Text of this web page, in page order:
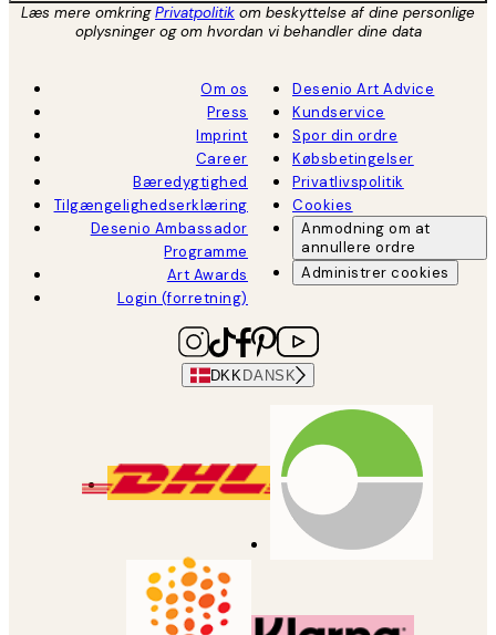
Læs mere omkringPrivatpolitik om beskyttelse af dine personlige
oplysninger og om hvordan vi behandler dine data
Om os
Press
Imprint
Career
Bæredygtighed
Tilgængelighedserklæring
Desenio Ambassador
Programme
Art Awards
Login (forretning)
Desenio Art Advice
Kundservice
Spor din ordre
Købsbetingelser
Privatlivspolitik
Cookies
Anmodning om at
annullere ordre
Administrer cookies
DKK DANSK